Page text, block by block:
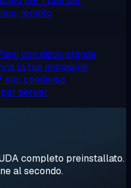
remoto
con disco grande
la tua immagine
non condiviso
server
completo preinstallato.
al secondo.